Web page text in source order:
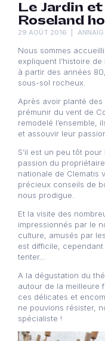
Le Jardin
Roseland
29 AOÛT 2016 ANNAÏG
Nous sommes
expliquent l’histoire
à partir des années
sous-sol rocheux.
Après avoir planté
prémunir du vent de
remodelé l’ensemble,
et assouvir leur
S’il est un peu tôt
passion du
nationale de Clematis
précieux conseils de
nous prodigue.
Et la visite des
impressionnés par le
culture, amusés par
est difficile,
tenter…
A la dégustation du
autour de la meilleure
ces délicates et
ne pouvions résister,
spécialiste !